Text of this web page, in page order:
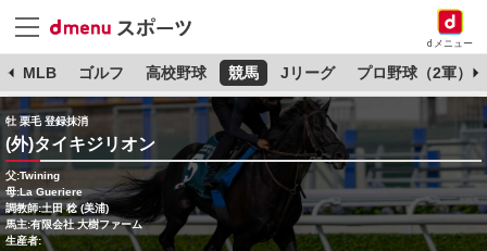
dメニュー
MLB ゴルフ 高校野球 競馬 Jリーグ プロ野球（2軍）
牡 栗毛 登録抹消
(外)タイキジリオン
父:Twining
母:La Gueriere
調教師:土田 稔 (美浦)
馬主:有限会社 大樹ファーム
生産者: